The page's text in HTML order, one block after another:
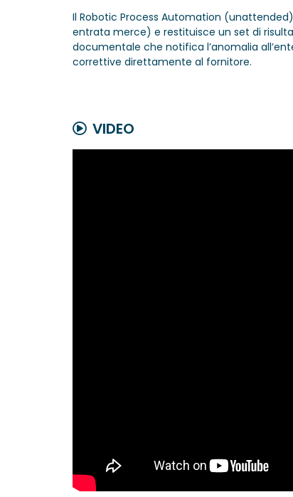
Il Robotic Process Automation
entrata merce) e restituisce un set di
documentale che notifica l’anomalia
correttive direttamente al fornitore.
VIDEO